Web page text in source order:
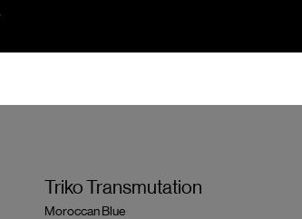
Triko Transmutation
Moroccan Blue